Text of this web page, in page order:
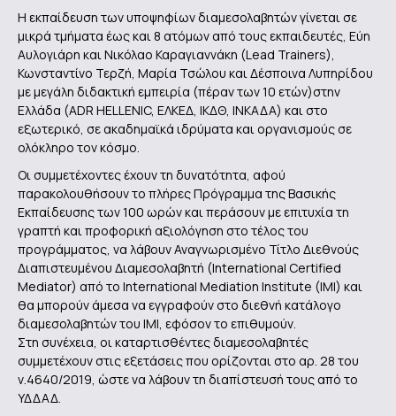
Η εκπαίδευση των υποψηφίων διαμεσολαβητών γίνεται σε
μικρά τμήματα έως και 8 ατόμων από τους εκπαιδευτές, Εύη
Αυλογιάρη και Νικόλαο Καραγιαννάκη (Lead Trainers),
Κωνσταντίνο Τερζή, Μαρία Τσώλου και Δέσποινα Λυπηρίδου
με μεγάλη διδακτική εμπειρία (πέραν των 10 ετών)στην
Ελλάδα (ADR HELLENIC, ΕΛΚΕΔ, ΙΚΔΘ, ΙΝΚΑΔΑ) και στο
εξωτερικό, σε ακαδημαϊκά ιδρύματα και οργανισμούς σε
ολόκληρο τον κόσμο.
Οι συμμετέχοντες έχουν τη δυνατότητα, αφού
παρακολουθήσουν το πλήρες Πρόγραμμα της Βασικής
Εκπαίδευσης των 100 ωρών και περάσουν με επιτυχία τη
γραπτή και προφορική αξιολόγηση στο τέλος του
προγράμματος, να λάβουν Αναγνωρισμένο Τίτλο Διεθνούς
Διαπιστευμένου Διαμεσολαβητή (International Certified
Mediator) από το International Mediation Institute (ΙΜΙ) και
θα μπορούν άμεσα να εγγραφούν στο διεθνή κατάλογο
διαμεσολαβητών του ΙΜΙ, εφόσον το επιθυμούν.
Στη συνέχεια, οι καταρτισθέντες διαμεσολαβητές
συμμετέχουν στις εξετάσεις που ορίζονται στο αρ. 28 του
ν.4640/2019, ώστε να λάβουν τη διαπίστευσή τους από το
ΥΔΔΑΔ.